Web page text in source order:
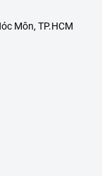
Môn, TP.HCM